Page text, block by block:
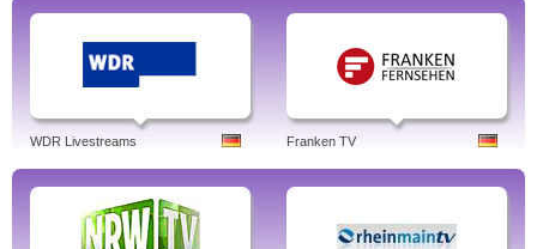
WDR Livestreams Franken TV